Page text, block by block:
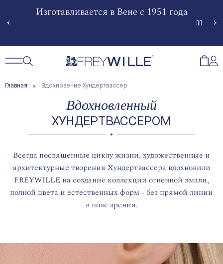
Произведение искусства в огненной
Открыть / Закрыть навигацию
Открытый поиск
Главная Вдохновение Хундертвассер
Вдохновленный
ХУНДЕРТВАССЕРОМ
Всегда посвященные циклу жизни, художественные и
архитектурные творения Хундертвассера вдохновили
FREYWILLE на создание коллекции огненной эмали,
полной цвета и естественных форм - без прямой линии
в поле зрения.